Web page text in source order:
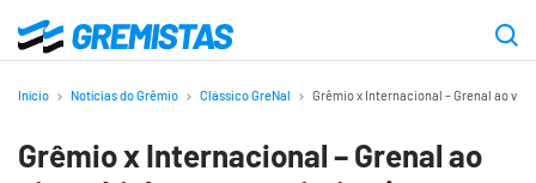
para
principal
Gremistas
Início Notícias do Grêmio Clássico GreNal Grêmio x Internacional – Grenal ao
Grêmio x Internacional – Grenal ao